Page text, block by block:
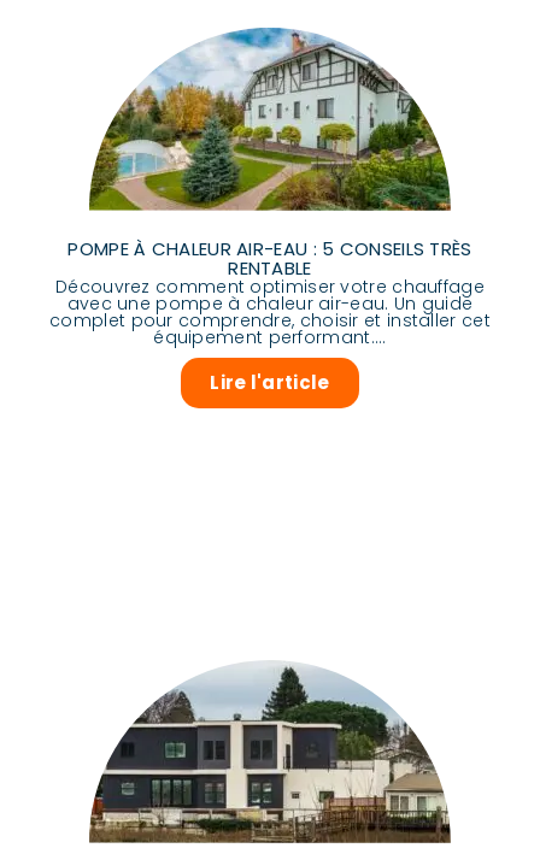
POMPE À CHALEUR AIR-EAU : 5 CONSEILS TRÈS
RENTABLE
Découvrez comment optimiser votre chauffage
avec une pompe à chaleur air-eau. Un guide
complet pour comprendre, choisir et installer cet
équipement performant....
Lire l'article